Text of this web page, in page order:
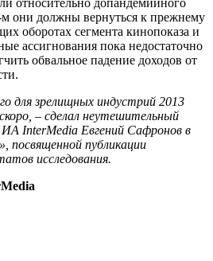
м они должны вернуться к прежнему
оборотах сегмента кинопоказа и
ассигнования пока недостаточно
обвальное падение доходов от
для зрелищных индустрий 2013
– сделал неутешительный
InterMedia Евгений Сафронов в
», посвященной публикации
исследования.